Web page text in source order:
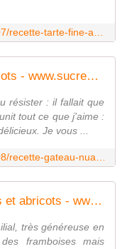
Gâteau nuage amandes et abricots - www.sucreetepices.com
résister : il fallait que
tout ce que j'aime :
Je vous ...
Carrés fondants aux framboises et abricots - www.sucreetepices.com
très généreuse en
framboises mais